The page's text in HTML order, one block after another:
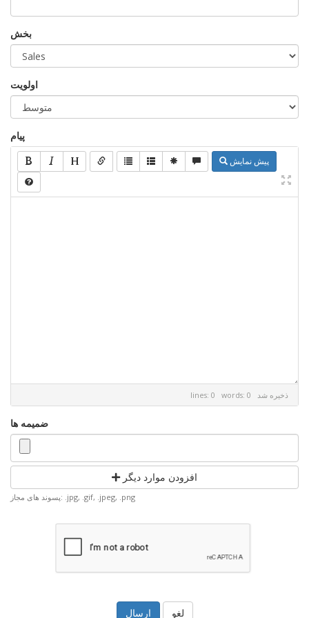
بخش
اولویت
پیام
پیش نمایش
lines: 0 words: 0 ذخیره شد
ضمیمه ها
افزودن موارد دیگر
پسوند های مجاز: .jpg, .gif, .jpeg, .png
لغو